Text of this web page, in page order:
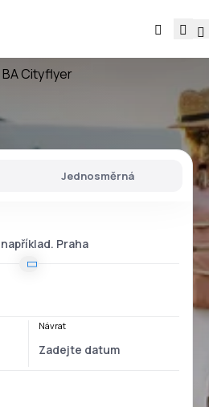
BA Cityflyer
Jednosměrná
Návrat